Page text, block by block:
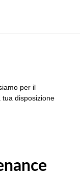
per il
tua disposizione